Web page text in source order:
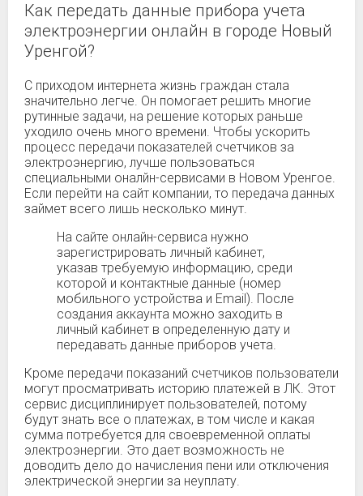
Как передать данные прибора учета
электроэнергии онлайн в городе Новый
Уренгой?
С приходом интернета жизнь граждан стала
значительно легче. Он помогает решить многие
рутинные задачи, на решение которых раньше
уходило очень много времени. Чтобы ускорить
процесс передачи показателей счетчиков за
электроэнергию, лучше пользоваться
специальными оналйн-сервисами в Новом Уренгое.
Если перейти на сайт компании, то передача данных
займет всего лишь несколько минут.
На сайте онлайн-сервиса нужно
зарегистрировать личный кабинет,
указав требуемую информацию, среди
которой и контактные данные (номер
мобильного устройства и Email). После
создания аккаунта можно заходить в
личный кабинет в определенную дату и
передавать данные приборов учета.
Кроме передачи показаний счетчиков пользователи
могут просматривать историю платежей в ЛК. Этот
сервис дисциплинирует пользователей, потому
будут знать все о платежах, в том числе и какая
сумма потребуется для своевременной оплаты
электроэнергии. Это дает возможность не
доводить дело до начисления пени или отключения
электрической энергии за неуплату.